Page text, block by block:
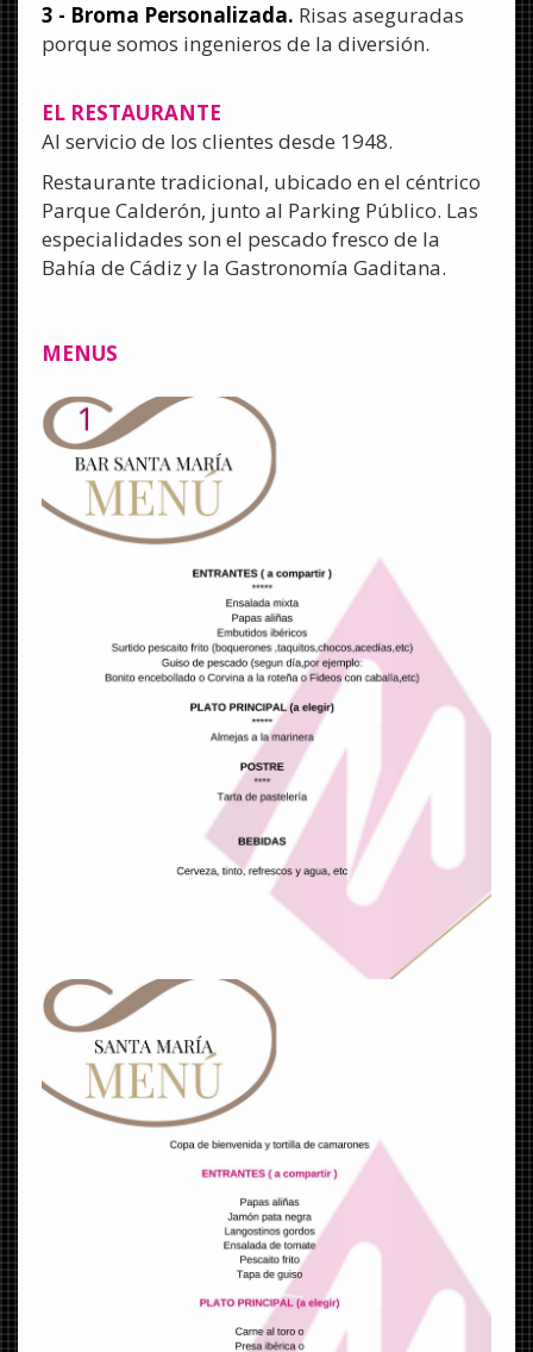
3 - Broma Personalizada. Risas aseguradas
porque somos ingenieros de la diversión.
EL RESTAURANTE
Al servicio de los clientes desde 1948.
Restaurante tradicional, ubicado en el céntrico
Parque Calderón, junto al Parking Público. Las
especialidades son el pescado fresco de la
Bahía de Cádiz y la Gastronomía Gaditana.
MENUS